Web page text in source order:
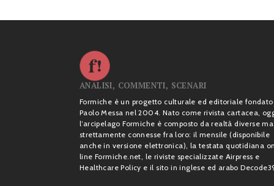
ANALISI, COMMENTI, SCENARI
Formiche è un progetto culturale ed editoriale fondato
Paolo Messa nel 2004. Nato come rivista cartacea,
l’arcipelago Formiche è composto da realtà diverse ma
strettamente connesse fra loro: il mensile (disponibile
anche in versione elettronica), la testata quotidiana
line Formiche.net, le riviste specializzate Airpress e
Healthcare Policy e il sito in inglese ed arabo